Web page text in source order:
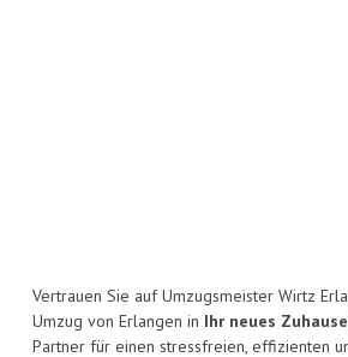
Vertrauen Sie auf Umzugsmeister Wirtz
Umzug von Erlangen in Ihr neues
Partner für einen stressfreien, effizienten